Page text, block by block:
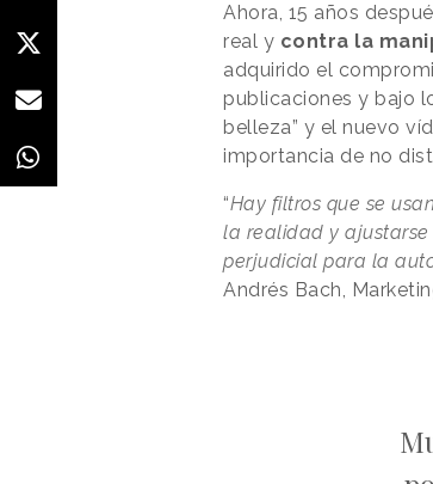
Ahora, 15 años
real y contra la
adquirido el
publicaciones y bajo
belleza” y el nuevo
importancia de no
“Hay filtros que se
la realidad y ajustarse
perjudicial para la
Andrés Bach,